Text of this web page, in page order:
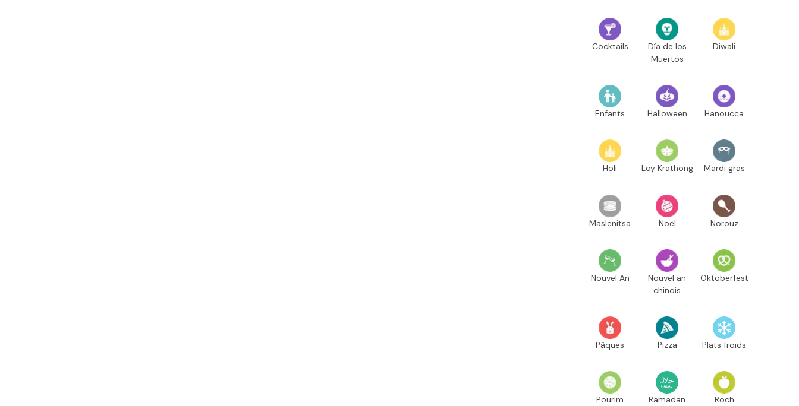
Cocktails
Día de los
Muertos
Diwali
Enfants Halloween Hanoucca
Holi Loy Krathong Mardi gras
Maslenitsa Noël Norouz
Nouvel An
Nouvel an
chinois
Oktoberfest
Pâques Pizza Plats froids
Pourim Ramadan Roch